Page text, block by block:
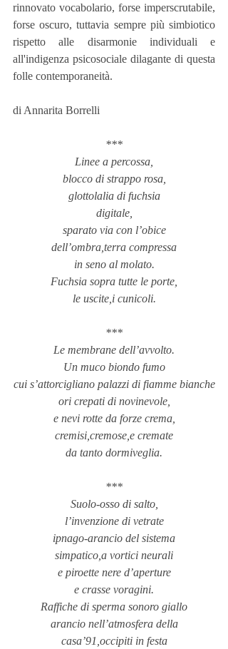
rinnovato vocabolario, forse imperscrutabile,
forse oscuro, tuttavia sempre più simbiotico
rispetto alle disarmonie individuali e
all'indigenza psicosociale dilagante di questa
folle contemporaneità.
di Annarita Borrelli
***
Linee a percossa,
blocco di strappo rosa,
glottolalia di fuchsia
digitale,
sparato via con l’obice
dell’ombra,terra compressa
in seno al molato.
Fuchsia sopra tutte le porte,
le uscite,i cunicoli.
***
Le membrane dell’avvolto.
Un muco biondo fumo
cui s’attorcigliano palazzi di fiamme bianche
ori crepati di novinevole,
e nevi rotte da forze crema,
cremisi,cremose,e cremate
da tanto dormiveglia.
***
Suolo-osso di salto,
l’invenzione di vetrate
ipnago-arancio del sistema
simpatico,a vortici neurali
e piroette nere d’aperture
e crasse voragini.
Raffiche di sperma sonoro giallo
arancio nell’atmosfera della
casa’91,occipiti in festa